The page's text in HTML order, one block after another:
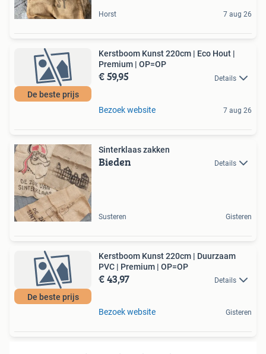
Horst 7 aug 26
De beste prijs
Kerstboom Kunst 220cm | Eco Hout |
Premium | OP=OP
€ 59,95 Details
Bezoek website 7 aug 26
Sinterklaas zakken
Bieden Details
Susteren Gisteren
De beste prijs
Kerstboom Kunst 220cm | Duurzaam
PVC | Premium | OP=OP
€ 43,97 Details
Bezoek website Gisteren